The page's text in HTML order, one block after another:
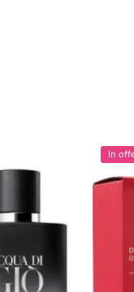
In